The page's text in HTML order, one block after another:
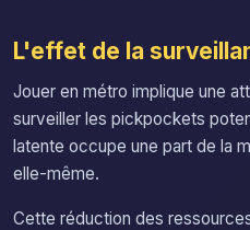
L'effet de la
Jouer en métro implique une
surveiller les pickpockets
latente occupe une part de la
elle-même.
Cette réduction des